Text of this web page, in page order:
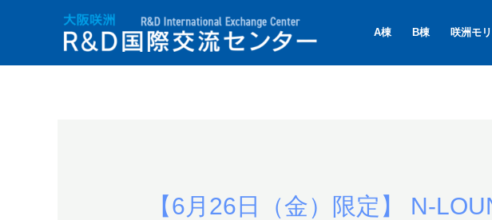
A棟 B棟 咲洲モ
【6月26日（金）限定】 N-